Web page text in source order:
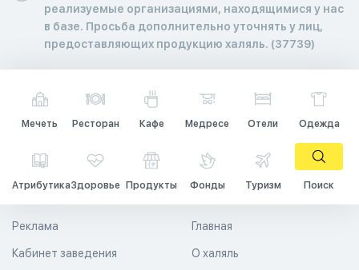
реализуемые организациями, находящимися у нас
в базе. Просьба дополнительно уточнять у лиц,
предоставляющих продукцию халяль. (37739)
Мечеть Ресторан Кафе Медресе Отели Одежда
АтрибутикаЗдоровье Продукты Фонды Туризм Поиск
Главная
О халяль
Реклама
Кабинет заведения